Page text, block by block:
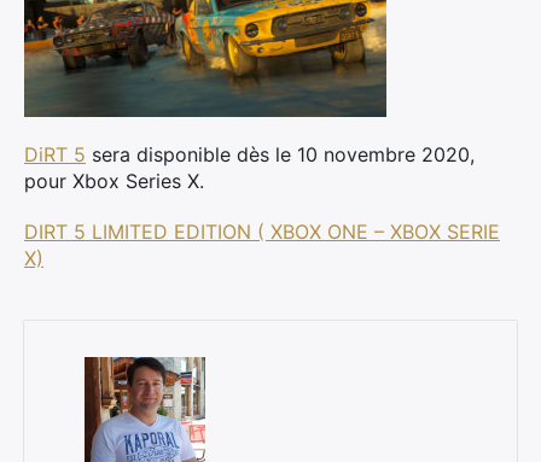
DiRT 5 sera disponible dès le 10 novembre 2020,
pour Xbox Series X.
DIRT 5 LIMITED EDITION ( XBOX ONE – XBOX SERIE
X)